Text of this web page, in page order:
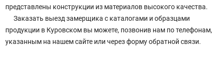
представлены конструкции из материалов высокого качества.
Заказать выезд замерщика с каталогами и образцами
продукции в Куровском вы можете, позвонив нам по телефонам,
указанным на нашем сайте или через форму обратной связи.